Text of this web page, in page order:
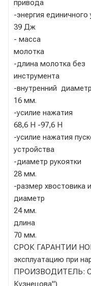
-энергия
39 Дж
- масса
-длина молотка без
-
16 мм.
-
68,6 Н -97,6 Н
-усилие нажатия
-
28 мм.
-размер хвостовика
24 мм.
70 мм.
СРОК ГАРАНТИИ
эксплуатацию при
ПРОИЗВОДИТЕЛЬ:
Кузнецова")